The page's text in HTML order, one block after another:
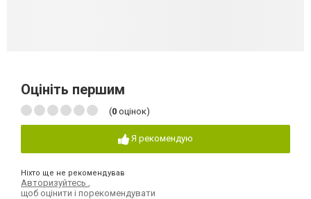
Оцініть першим
(0 оцінок)
Я рекомендую
Ніхто ще не рекомендував
Авторизуйтесь
щоб оцінити і порекомендувати